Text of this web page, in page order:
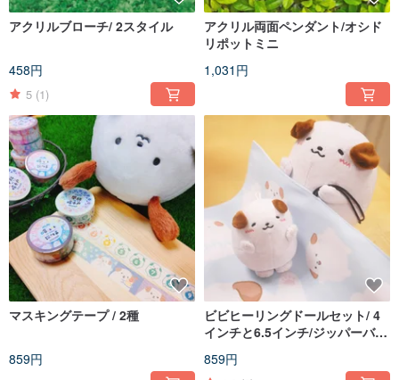
アクリルブローチ/ 2スタイル
458円
5 (1)
アクリル両面ペンダント/オシド
リポットミニ
1,031円
マスキングテープ / 2種
859円
ビビヒーリングドールセット/ 4
インチと6.5インチ/ジッパーバッ
859円